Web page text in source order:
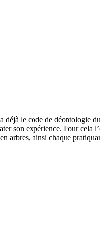
déjà le code de déontologie du
son expérience. Pour cela
arbres, ainsi chaque